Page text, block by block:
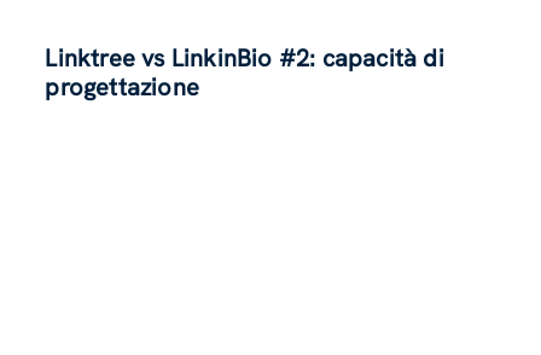
Linktree vs LinkinBio #2: capacità di
progettazione